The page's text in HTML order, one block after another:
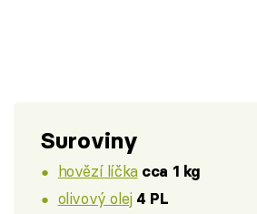
Suroviny
hovězí líčka cca 1 kg
olivový olej 4 PL